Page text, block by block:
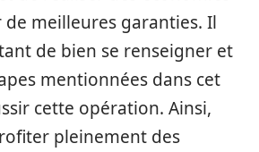
meilleures garanties. Il
de bien se renseigner et
mentionnées dans cet
cette opération. Ainsi,
pleinement des